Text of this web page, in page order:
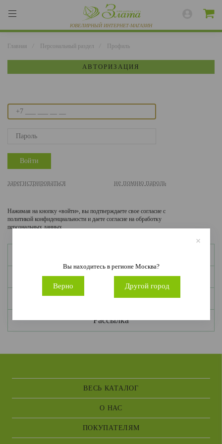
ВЕСЬ КАТАЛОГ
СЕРЬГИ
БРАСЛЕТЫ
РАЗНОЕ
Главная Персональный раздел Профиль
АВТОРИЗАЦИЯ
Избранное
История заказов
Рассылка
зарегистрироваться не помню пароль
Нажимая на кнопку «войти», вы подтверждаете свое согласие с
политикой конфиденциальности и даете согласие на обработку
персональных данных
ВЕСЬ КАТАЛОГ
О НАС
ПОКУПАТЕЛЯМ
Вы находитесь в регионе Москва?
Верно Другой город